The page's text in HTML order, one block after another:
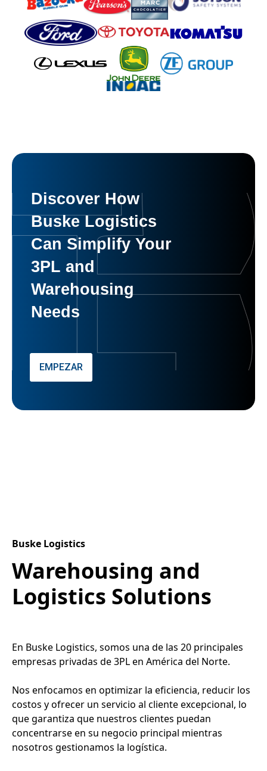
Discover How
Buske Logistics
Can Simplify Your
3PL and
Warehousing
Needs
EMPEZAR
Buske Logistics
Warehousing and
Logistics Solutions
En Buske Logistics, somos una de las 20 principales
empresas privadas de 3PL en América del Norte.
Nos enfocamos en optimizar la eficiencia, reducir los
costos y ofrecer un servicio al cliente excepcional, lo
que garantiza que nuestros clientes puedan
concentrarse en su negocio principal mientras
nosotros gestionamos la logística.